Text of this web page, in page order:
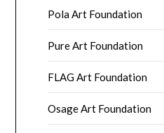
Pola Art Foundation
Pure Art Foundation
FLAG Art Foundation
Osage Art Foundation